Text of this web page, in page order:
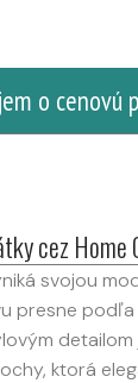
o cenovú
cez Home
svojou
presne
ktorá